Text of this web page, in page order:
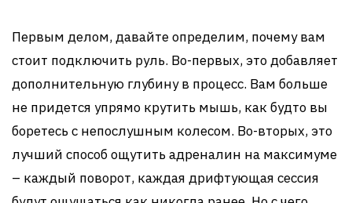
Первым делом, давайте определим, почему вам
стоит подключить руль. Во-первых, это добавляет
дополнительную глубину в процесс. Вам больше
не придется упрямо крутить мышь, как будто вы
боретесь с непослушным колесом. Во-вторых, это
лучший способ ощутить адреналин на максимуме
– каждый поворот, каждая дрифтующая сессия